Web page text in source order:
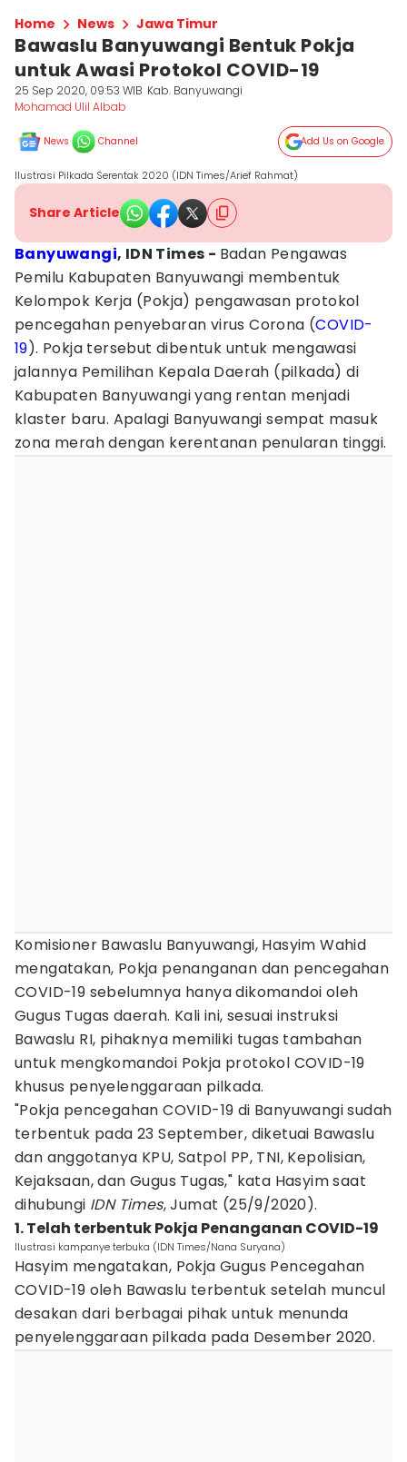
Home News Jawa Timur
Bawaslu Banyuwangi Bentuk Pokja
untuk Awasi Protokol COVID-19
25 Sep 2020, 09:53 WIB Kab. Banyuwangi
Mohamad Ulil Albab
News Channel Add Us on Google
Ilustrasi Pilkada Serentak 2020 (IDN Times/Arief Rahmat)
Share Article
Banyuwangi, IDN Times - Badan Pengawas
Pemilu Kabupaten Banyuwangi membentuk
Kelompok Kerja (Pokja) pengawasan protokol
pencegahan penyebaran virus Corona (COVID-
19). Pokja tersebut dibentuk untuk mengawasi
jalannya Pemilihan Kepala Daerah (pilkada) di
Kabupaten Banyuwangi yang rentan menjadi
klaster baru. Apalagi Banyuwangi sempat masuk
zona merah dengan kerentanan penularan tinggi.
Komisioner Bawaslu Banyuwangi, Hasyim Wahid
mengatakan, Pokja penanganan dan pencegahan
COVID-19 sebelumnya hanya dikomandoi oleh
Gugus Tugas daerah. Kali ini, sesuai instruksi
Bawaslu RI, pihaknya memiliki tugas tambahan
untuk mengkomandoi Pokja protokol COVID-19
khusus penyelenggaraan pilkada.
"Pokja pencegahan COVID-19 di Banyuwangi sudah
terbentuk pada 23 September, diketuai Bawaslu
dan anggotanya KPU, Satpol PP, TNI, Kepolisian,
Kejaksaan, dan Gugus Tugas," kata Hasyim saat
dihubungi IDN Times, Jumat (25/9/2020).
1. Telah terbentuk Pokja Penanganan COVID-19
Ilustrasi kampanye terbuka (IDN Times/Nana Suryana)
Hasyim mengatakan, Pokja Gugus Pencegahan
COVID-19 oleh Bawaslu terbentuk setelah muncul
desakan dari berbagai pihak untuk menunda
penyelenggaraan pilkada pada Desember 2020.